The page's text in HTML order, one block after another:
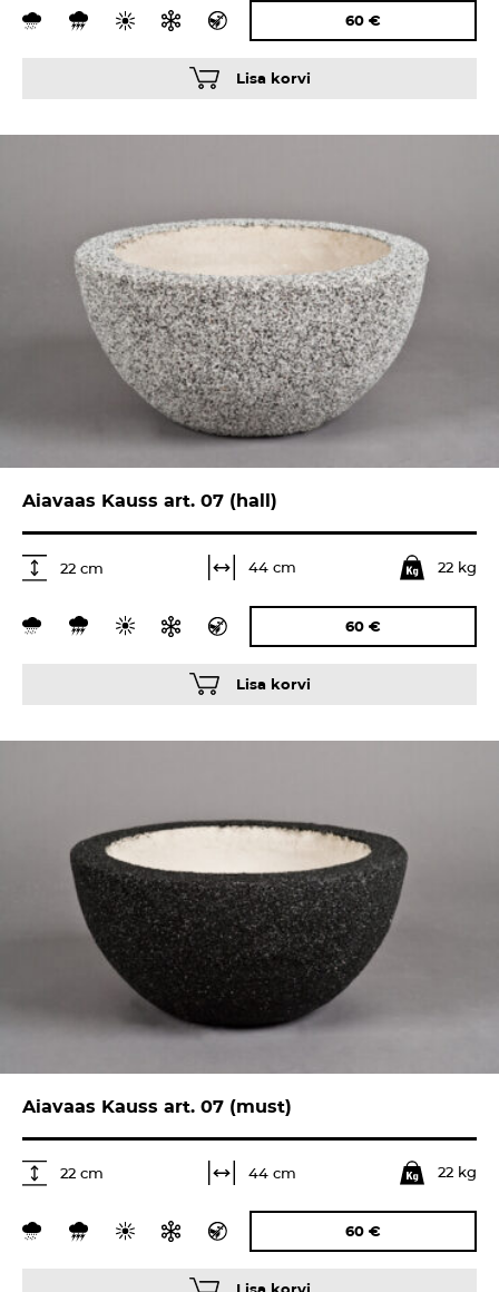
60 €
Lisa korvi
Aiavaas Kauss art. 07 (hall)
22 cm 44 cm 22 kg
60 €
Lisa korvi
Aiavaas Kauss art. 07 (must)
22 cm 44 cm 22 kg
60 €